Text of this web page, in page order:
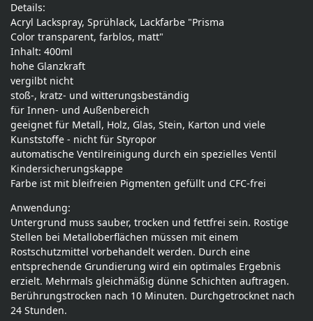
Details:
Acryl Lackspray, Sprühlack, Lackfarbe "Prisma
Color transparent, farblos, matt"
Inhalt: 400ml
hohe Glanzkraft
vergilbt nicht
stoß-, kratz- und witterungsbeständig
für Innen- und Außenbereich
geeignet für Metall, Holz, Glas, Stein, Karton und viele
Kunststoffe - nicht für Styropor
automatische Ventilreinigung durch ein spezielles Ventil
Kindersicherungskappe
Farbe ist mit bleifreien Pigmenten gefüllt und CFC-frei
Anwendung:
Untergrund muss sauber, trocken und fettfrei sein. Rostige
Stellen bei Metalloberflächen müssen mit einem
Rostschutzmittel vorbehandelt werden. Durch eine
entsprechende Grundierung wird ein optimales Ergebnis
erzielt. Mehrmals gleichmäßig dünne Schichten auftragen.
Berührungstrocken nach 10 Minuten. Durchgetrocknet nach
24 Stunden.